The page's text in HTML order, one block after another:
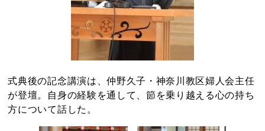
式典後の記念講演は、仲野久子・神奈川教区婦人会主任
が登壇。自身の経験を通して、節を乗り越える心の持ち
方について話した。